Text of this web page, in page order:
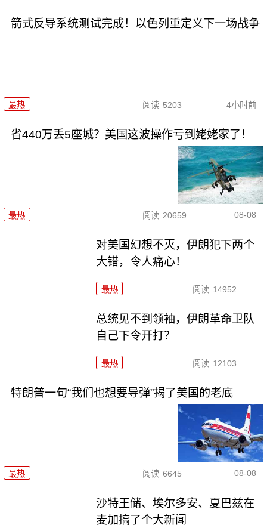
箭式反导系统测试完成！以色列重定义下一场战争
最热 阅读 5203 4小时前
省440万丢5座城？美国这波操作亏到姥姥家了！
最热 阅读 20659 08-08
对美国幻想不灭，伊朗犯下两个
大错，令人痛心！
最热 阅读 14952
总统见不到领袖，伊朗革命卫队
自己下令开打？
最热 阅读 12103
特朗普一句“我们也想要导弹”揭了美国的老底
最热 阅读 6645 08-08
沙特王储、埃尔多安、夏巴兹在
麦加搞了个大新闻